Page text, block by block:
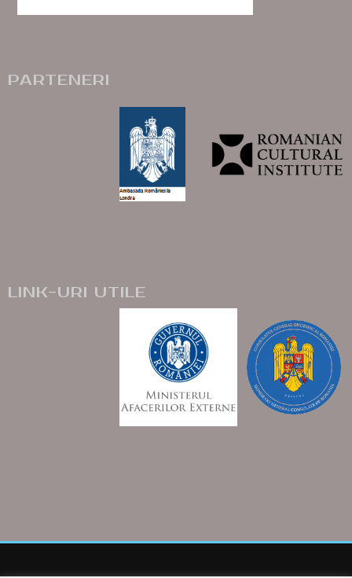
PARTENERI
LINK-URI UTILE